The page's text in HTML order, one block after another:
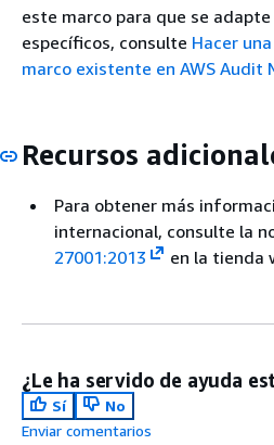
este marco para que se
específicos, consulte Hacer
marco existente en AWS Audit
Recursos
Para obtener más
internacional, consulte la
27001:2013
en la tienda
¿Le ha servido de ayuda
Sí
No
Enviar comentarios